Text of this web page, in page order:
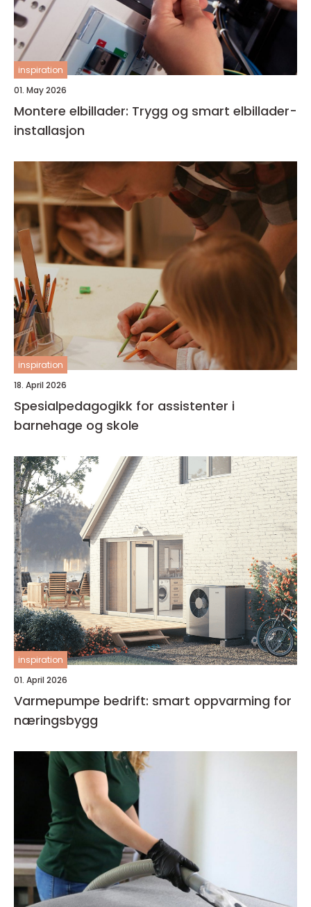
inspiration
01. May 2026
Montere elbillader: Trygg og smart elbillader-
installasjon
inspiration
18. April 2026
Spesialpedagogikk for assistenter i
barnehage og skole
inspiration
01. April 2026
Varmepumpe bedrift: smart oppvarming for
næringsbygg